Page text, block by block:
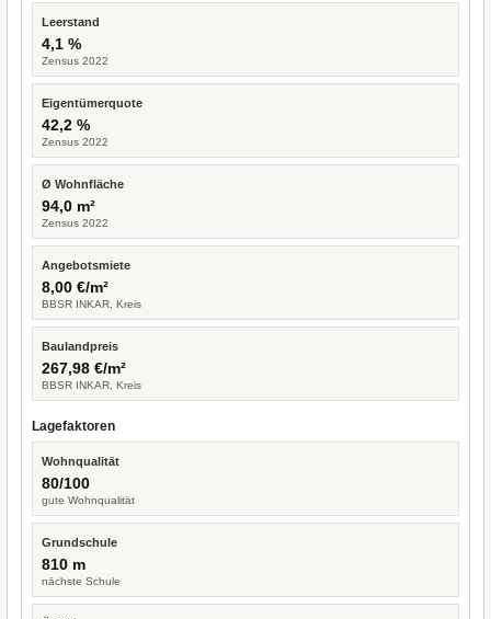
Leerstand
4,1 %
Zensus 2022
Eigentümerquote
42,2 %
Zensus 2022
Ø Wohnfläche
94,0 m²
Zensus 2022
Angebotsmiete
8,00 €/m²
BBSR INKAR, Kreis
Baulandpreis
267,98 €/m²
BBSR INKAR, Kreis
Lagefaktoren
Wohnqualität
80/100
gute Wohnqualität
Grundschule
810 m
nächste Schule